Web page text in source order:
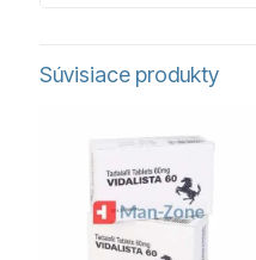
Súvisiace produkty